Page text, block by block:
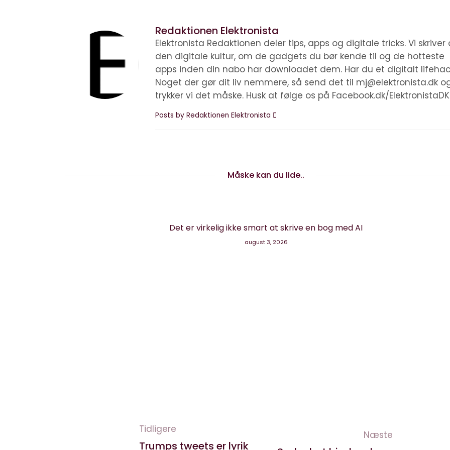
Redaktionen Elektronista
Elektronista Redaktionen deler tips, apps og digitale tricks. Vi skriver
den digitale kultur, om de gadgets du bør kende til og de hotteste
apps inden din nabo har downloadet dem. Har du et digitalt
Noget der gør dit liv nemmere, så send det til mj@elektronista.dk
trykker vi det måske. Husk at følge os på Facebook.dk/ElektronistaDK
Posts by Redaktionen Elektronista
Måske kan du lide..
Det er virkelig ikke smart at skrive en bog med AI
august 3, 2026
Tidligere
Trumps tweets er lyrik
Næste